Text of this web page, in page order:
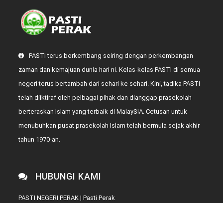
PASTI terus berkembang seiring dengan perkembangan
zaman dan kemajuan dunia hari ni. Kelas-kelas PASTI di semua
negeri terus bertambah dari sehari ke sehari. Kini, tadika PASTI
telah diiktiraf oleh pelbagai pihak dan dianggap prasekolah
berteraskan Islam yang terbaik di MalaySIA. Cetusan untuk
menubuhkan pusat prasekolah Islam telah bermula sejak akhir
tahun 1970-an.
HUBUNGI KAMI
PASTI NEGERI PERAK | Pasti Perak